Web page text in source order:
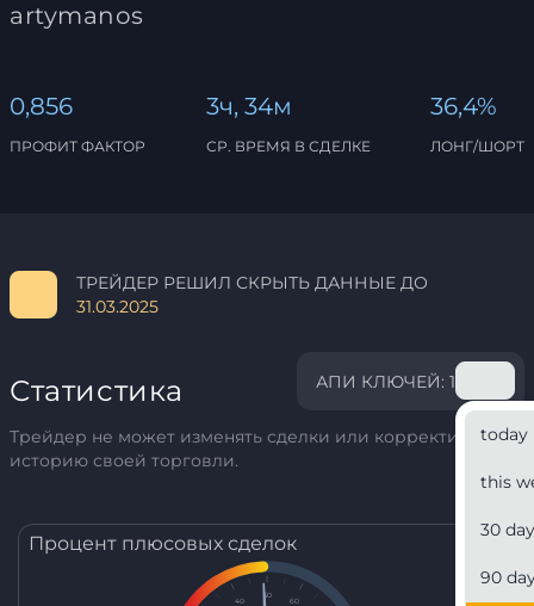
artymanos
0,856
ПРОФИТ ФАКТОР
3ч, 34м
СР. ВРЕМЯ В СДЕЛКЕ
36,4%
ЛОНГ/ШОРТ
ТРЕЙДЕР РЕШИЛ СКРЫТЬ ДАННЫЕ ДО
31.03.2025
Статистика АПИ КЛЮЧЕЙ: 1
today
this
30
90
Трейдер не может изменять сделки или корректировать
историю своей торговли.
Процент плюсовых сделок
40
50
60